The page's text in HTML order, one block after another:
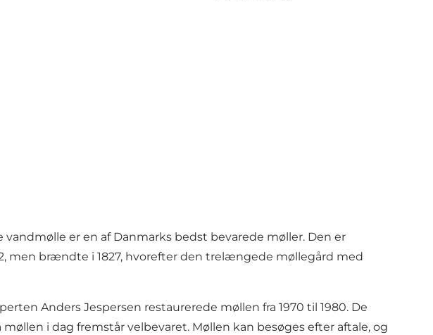
er en af Danmarks bedst bevarede møller. Den er
men brændte i 1827, hvorefter den trelængede møllegård med
Anders Jespersen restaurerede møllen fra 1970 til 1980. De
i dag fremstår velbevaret. Møllen kan besøges efter aftale, og